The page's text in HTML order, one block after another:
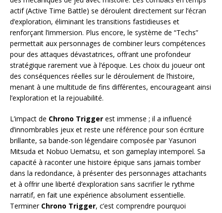
actif (Active Time Battle) se déroulent directement sur l’écran
d’exploration, éliminant les transitions fastidieuses et
renforçant l’immersion. Plus encore, le système de “Techs”
permettait aux personnages de combiner leurs compétences
pour des attaques dévastatrices, offrant une profondeur
stratégique rarement vue à l’époque. Les choix du joueur ont
des conséquences réelles sur le déroulement de l’histoire,
menant à une multitude de fins différentes, encourageant ainsi
l’exploration et la rejouabilité.
L’impact de Chrono Trigger est immense ; il a influencé
d’innombrables jeux et reste une référence pour son écriture
brillante, sa bande-son légendaire composée par Yasunori
Mitsuda et Nobuo Uematsu, et son gameplay intemporel. Sa
capacité à raconter une histoire épique sans jamais tomber
dans la redondance, à présenter des personnages attachants
et à offrir une liberté d’exploration sans sacrifier le rythme
narratif, en fait une expérience absolument essentielle.
Terminer Chrono Trigger, c’est comprendre pourquoi